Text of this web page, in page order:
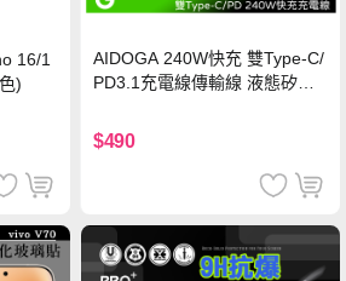
16/1
)
AIDOGA 240W快充 雙Type-C/
PD3.1充電線傳輸線 液態矽膠
機/平板/筆電
$490